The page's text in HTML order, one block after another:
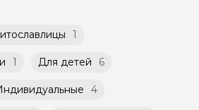
до начала путешествия,
самого тура и
соглашения
проходят по
экскурсии могут
для Вас люди.
на тех же
1
1 Для детей 6
4